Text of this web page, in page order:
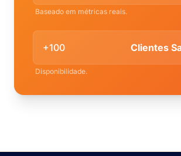
Baseado em métricas reais.
+100 Clientes
Disponibilidade.